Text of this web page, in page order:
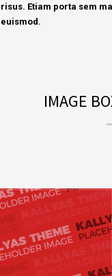
risus. Etiam porta sem
euismod.
IMAGE